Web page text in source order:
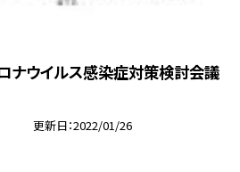
ナウイルス感染症対策検討会議
更新日 2022/01/26